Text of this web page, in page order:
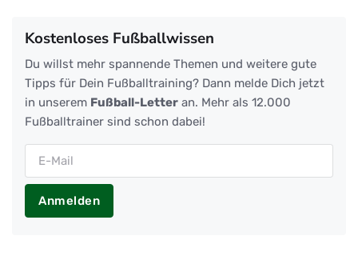
Kostenloses Fußballwissen
Du willst mehr spannende Themen und weitere gute
Tipps für Dein Fußballtraining? Dann melde Dich jetzt
in unserem Fußball-Letter an. Mehr als 12.000
Fußballtrainer sind schon dabei!
Anmelden